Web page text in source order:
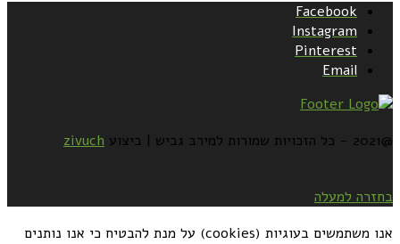
Facebook
Instagram
Pinterest
Email
@2021 - כל הזכויות שמורות למירב גביש | ביצוע zivuch
בחזרה למעלה
אנו משתמשים בעוגיות (cookies) על מנת להבטיח כי אנו נותנים